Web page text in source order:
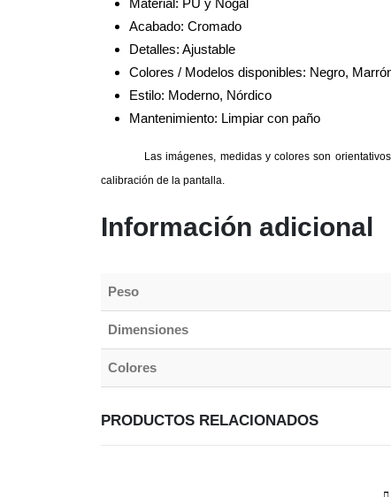
Acabado: Cromado
Detalles: Ajustable
Colores / Modelos disponibles: Negro,
Estilo: Moderno, Nórdico
Mantenimiento: Limpiar con paño
Las imágenes, medidas y colores son
calibración de la pantalla.
Información adicional
Peso
Dimensiones
Colores
PRODUCTOS RELACIONADOS